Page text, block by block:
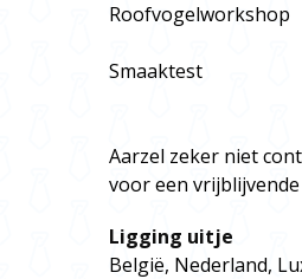
Roofvogelworkshop
Smaaktest
Aarzel zeker niet
voor een
Ligging uitje
België, Nederland,